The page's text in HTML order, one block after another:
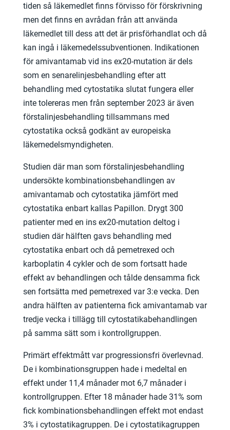
tiden så läkemedlet finns förvisso för förskrivning
men det finns en avrådan från att använda
läkemedlet till dess att det är prisförhandlat och då
kan ingå i läkemedelssubventionen. Indikationen
för amivantamab vid ins ex20-mutation är dels
som en senarelinjesbehandling efter att
behandling med cytostatika slutat fungera eller
inte tolereras men från september 2023 är även
förstalinjesbehandling tillsammans med
cytostatika också godkänt av europeiska
läkemedelsmyndigheten.
Studien där man som förstalinjesbehandling
undersökte kombinationsbehandlingen av
amivantamab och cytostatika jämfört med
cytostatika enbart kallas Papillon. Drygt 300
patienter med en ins ex20-mutation deltog i
studien där hälften gavs behandling med
cytostatika enbart och då pemetrexed och
karboplatin 4 cykler och de som fortsatt hade
effekt av behandlingen och tålde densamma fick
sen fortsätta med pemetrexed var 3:e vecka. Den
andra hälften av patienterna fick amivantamab var
tredje vecka i tillägg till cytostatikabehandlingen
på samma sätt som i kontrollgruppen.
Primärt effektmått var progressionsfri överlevnad.
De i kombinationsgruppen hade i medeltal en
effekt under 11,4 månader mot 6,7 månader i
kontrollgruppen. Efter 18 månader hade 31% som
fick kombinationsbehandlingen effekt mot endast
3% i cytostatikagruppen. De i cytostatikagruppen